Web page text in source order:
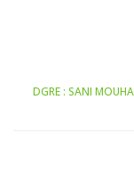
DGRE : SANI